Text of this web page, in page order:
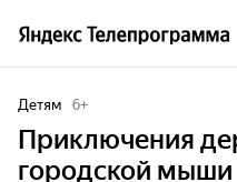
Детям 6+
Приключения
городской мыши